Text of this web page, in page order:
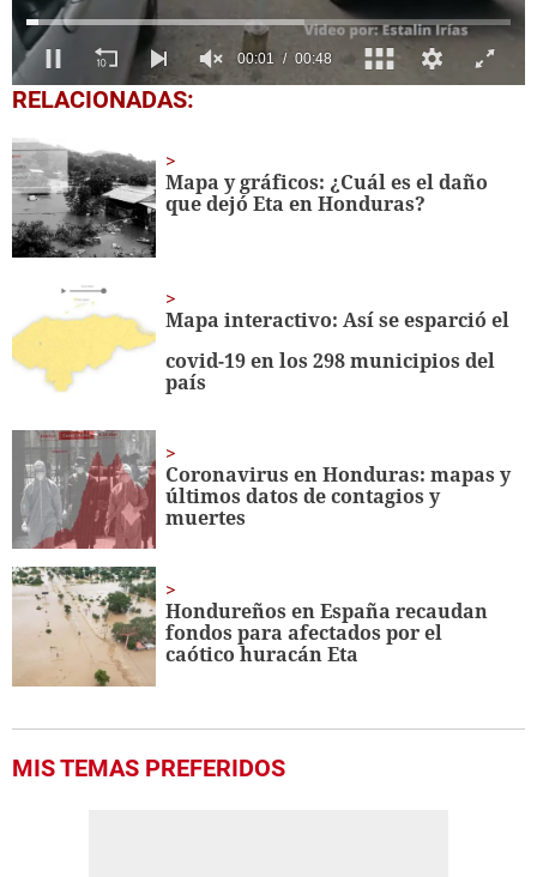
0
seconds
49
seconds
RELACIONADAS:
Mapa y gráficos: ¿Cuál es el daño
que dejó Eta en Honduras?
Mapa interactivo: Así se esparció el
covid-19 en los 298 municipios del
país
Coronavirus en Honduras: mapas y
últimos datos de contagios y
muertes
Hondureños en España recaudan
fondos para afectados por el
caótico huracán Eta
MIS TEMAS PREFERIDOS